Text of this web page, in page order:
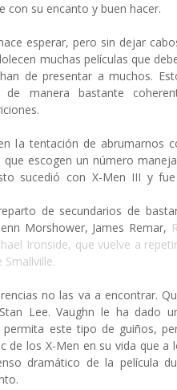
con su encanto y buen hacer.
esperar, pero sin dejar
muchas películas que
de presentar a muchos.
de manera bastante
la tentación de abrumarnos
escogen un número
sucedió con X-Men III y
de secundarios de
Morshower, James Remar,
Ironside, que vuelve a
no las va a encontrar.
Lee. Vaughn le ha dado
este tipo de guiños,
de los X-Men en su vida que a
dramático de la película